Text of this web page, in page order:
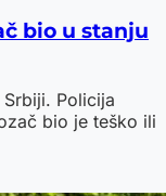
bio u stanju
Policija
bio je teško ili